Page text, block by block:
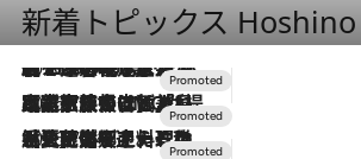
新着トピックス
2026.8.7
【トンボの足水浴】ヒノキの香りに包まれて涼感マックス！約13℃の湧水かけ流しを避暑地「星野温泉 トンボの湯」で体験
2026.7.31
【ホテル帰省】という選択肢をOMOが提案。家族とほどよい距離を保つには「昼は実家、夜は気兼ねなくホテルで！」
2026.7.24
【夏限定ディナーコース】旬を迎える稚鮎や花ズッキーニなどをイタリア・トスカーナの郷土料理の手法で満喫！